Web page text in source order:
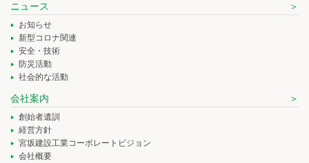
ニュース
お知らせ
新型コロナ関連
安全・技術
防災活動
社会的な活動
会社案内
創始者遺訓
経営方針
宮坂建設工業コーポレートビジョン
会社概要